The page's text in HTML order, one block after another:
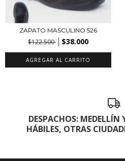
ZAPATO MASCULINO 526
$122.500 $38.000
AGREGAR AL CARRITO
DESPACHOS:
HÁBILES, OTRAS